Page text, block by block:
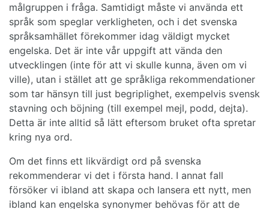
målgruppen i fråga. Samtidigt måste vi använda ett
språk som speglar verkligheten, och i det svenska
språksamhället förekommer idag väldigt mycket
engelska. Det är inte vår uppgift att vända den
utvecklingen (inte för att vi skulle kunna, även om vi
ville), utan i stället att ge språkliga rekommendationer
som tar hänsyn till just begriplighet, exempelvis svensk
stavning och böjning (till exempel mejl, podd, dejta).
Detta är inte alltid så lätt eftersom bruket ofta spretar
kring nya ord.
Om det finns ett likvärdigt ord på svenska
rekommenderar vi det i första hand. I annat fall
försöker vi ibland att skapa och lansera ett nytt, men
ibland kan engelska synonymer behövas för att de